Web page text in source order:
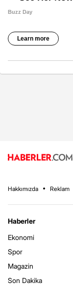
Hakkımızda Reklam
Haberler
Ekonomi
Spor
Magazin
Son Dakika